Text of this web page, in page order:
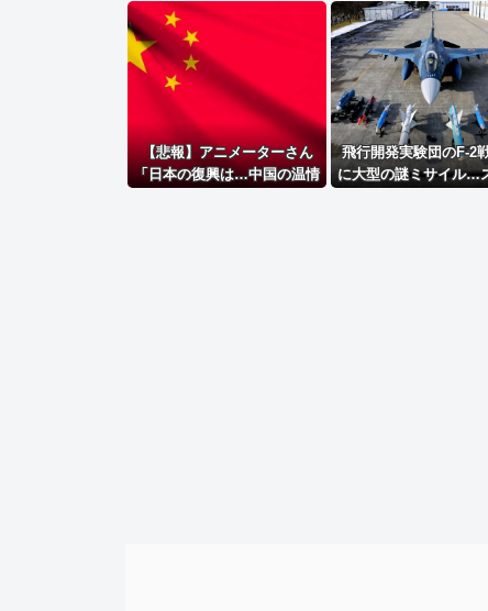
Powered by livedoor 相互RSS
【悲報】アニメーターさん
「日本の復興は…中国の温情
飛行開発実験団のF-2
に大型の謎ミサイル…